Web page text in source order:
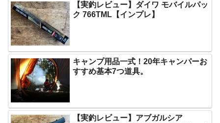
【実釣レビュー】ダイワ モバイルパッ
ク 766TML【インプレ】
キャンプ用品一式！20年キャンパーお
すすめ基本7つ道具。
【実釣レビュー】アブガルシア